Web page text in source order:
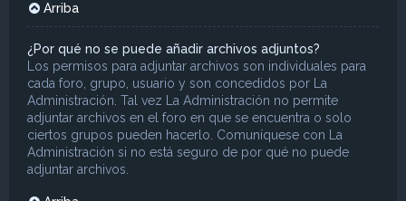
Arriba
¿Por qué no se puede añadir archivos adjuntos?
Los permisos para adjuntar archivos son individuales para
cada foro, grupo, usuario y son concedidos por La
Administración. Tal vez La Administración no permite
adjuntar archivos en el foro en que se encuentra o solo
ciertos grupos pueden hacerlo. Comuníquese con La
Administración si no está seguro de por qué no puede
adjuntar archivos.